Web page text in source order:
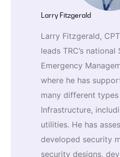
Larry Fitzgerald
Larry Fitzgerald,
leads TRC’s
Emergency
where he has
many different
Infrastructure,
utilities. He has
developed security
security designs,